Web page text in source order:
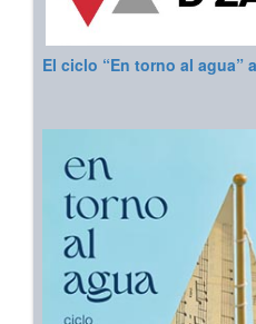
El ciclo “En torno al agua”